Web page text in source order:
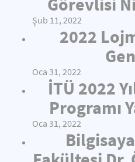
Şub 11, 2022
2022
Oca 31, 2022
İTÜ 2022
Programı
Oca 31, 2022